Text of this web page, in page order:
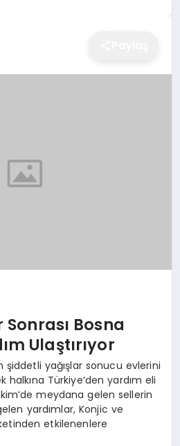
Bosna
Ulaştırıyor
yağışlar sonucu evlerini
halkına Türkiye’den yardım eli
meydana gelen sellerin
yardımlar, Konjic ve
etkilenenlere